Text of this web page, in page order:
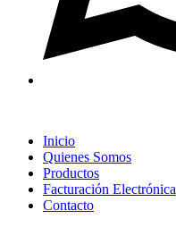
Inicio
Quienes Somos
Productos
Facturación Electrónica
Contacto